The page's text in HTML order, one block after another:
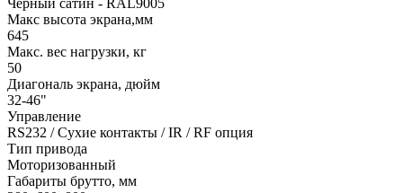
Макс высота экрана,мм
645
Макс. вес нагрузки, кг
50
Диагональ экрана, дюйм
32-46"
Управление
RS232 / Сухие контакты / IR / RF опция
Тип привода
Моторизованный
Габариты брутто, мм